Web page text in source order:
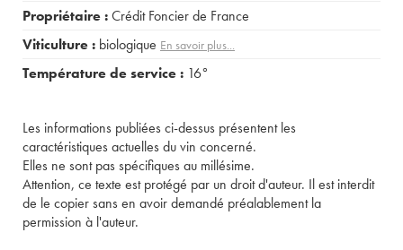
Propriétaire :Crédit Foncier de France
Viticulture : biologique En savoir plus...
Température de service : 16°
Les informations publiées ci-dessus présentent les
caractéristiques actuelles du vin concerné.
Elles ne sont pas spécifiques au millésime.
Attention, ce texte est protégé par un droit d'auteur. Il est interdit
de le copier sans en avoir demandé préalablement la
permission à l'auteur.